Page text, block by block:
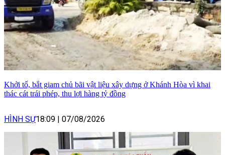
Khởi tố, bắt giam chủ bãi vật liệu xây dựng ở Khánh Hòa vì khai
thác cát trái phép, thu lợi hàng tỷ đồng
HÌNH SỰ18:09 07/08/2026